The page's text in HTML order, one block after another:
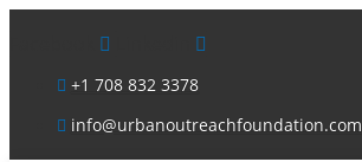
+1 708 832 3378
info@urbanoutreachfoundation.com